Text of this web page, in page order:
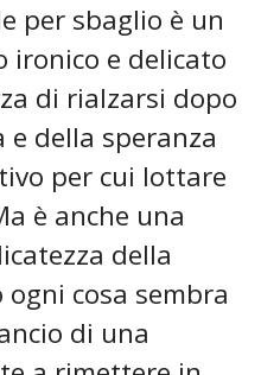
per sbaglio è un
ironico e delicato
di rialzarsi dopo
della speranza
per cui lottare
è anche una
della
cosa sembra
di una